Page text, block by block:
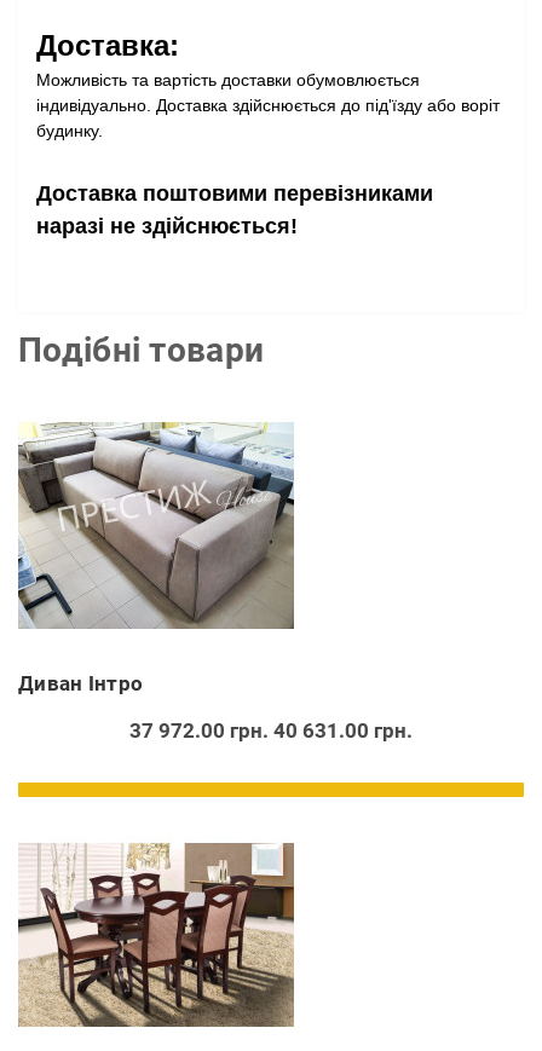
Доставка:
Можливість та вартість доставки обумовлюється
індивідуально. Доставка здійснюється до під'їзду або воріт
будинку.
Доставка поштовими перевізниками
наразі не здійснюється!
Подібні товари
Диван Інтро
37 972.00 грн. 40 631.00 грн.